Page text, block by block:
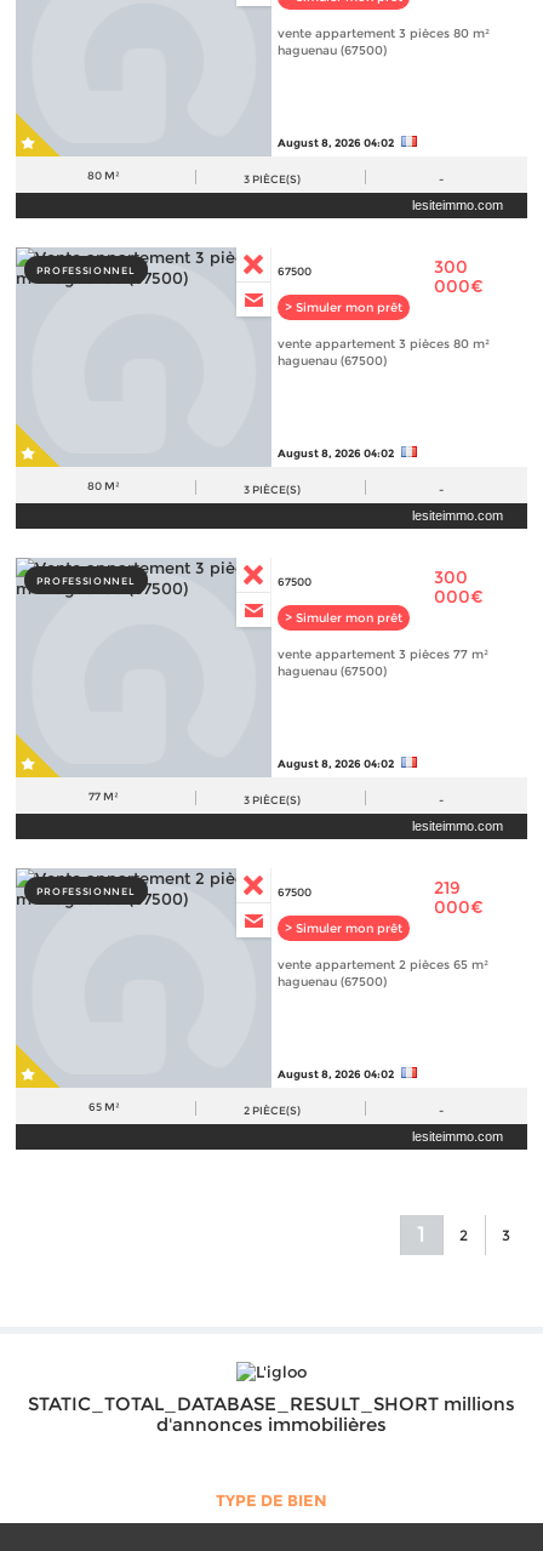
vente appartement 3 pièces 80 m²
haguenau (67500)
August 8, 2026 04:02
80 M² 3 PIÈCE(S) -
lesiteimmo.com
PROFESSIONNEL 67500
> Simuler mon prêt
300
000€
vente appartement 3 pièces 80 m²
haguenau (67500)
August 8, 2026 04:02
80 M² 3 PIÈCE(S) -
lesiteimmo.com
PROFESSIONNEL 67500
> Simuler mon prêt
300
000€
vente appartement 3 pièces 77 m²
haguenau (67500)
August 8, 2026 04:02
77 M² 3 PIÈCE(S) -
lesiteimmo.com
PROFESSIONNEL 67500
> Simuler mon prêt
219
000€
vente appartement 2 pièces 65 m²
haguenau (67500)
August 8, 2026 04:02
65 M² 2 PIÈCE(S) -
lesiteimmo.com
1 2 3
STATIC_TOTAL_DATABASE_RESULT_SHORT millions
d'annonces immobilières
TYPE DE BIEN